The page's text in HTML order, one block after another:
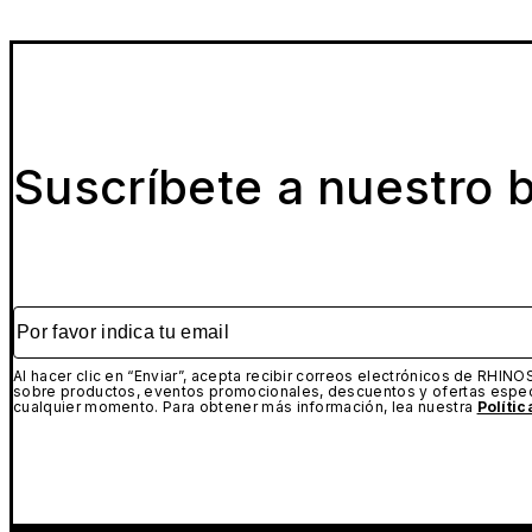
revestimiento oleofóbico, adhesivo sin residuos,
templado 9H son perfectamente compatible con
Nuestro protector de pantalla Impact Protector está
disponibles para la serie iPhone 16: Transparente,
Suscríbete a nuestro
Por favor indica tu email
Al hacer clic en “Enviar”, acepta recibir correos electrónicos de
sobre productos, eventos promocionales, descuentos y ofertas
cualquier momento. Para obtener más información, lea nuestra